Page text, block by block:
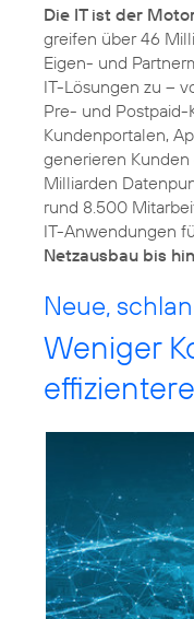
Die IT ist der
greifen über 46
Eigen- und
IT-Lösungen zu –
Pre- und
Kundenportalen,
generieren
Milliarden
rund 8.500
IT-Anwendungen
Netzausbau bis
Neue,
Weniger